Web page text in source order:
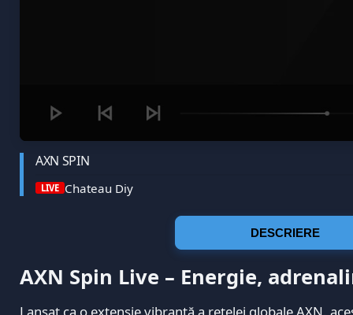
AXN SPIN
LIVE Chateau Diy
DESCRIERE
AXN Spin Live – Energie,